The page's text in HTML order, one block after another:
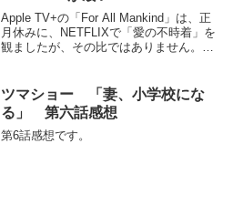
Apple TV+の「For All Mankind」は、正
月休みに、NETFLIXで「愛の不時着」を
観ましたが、その比ではありません。次
ろしいドラマです。面白過ぎです。
ツマショー 「妻、小学校にな
る」 第六話感想
第6話感想です。